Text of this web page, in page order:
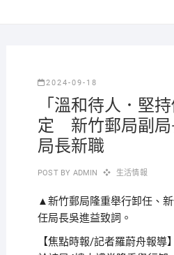
2024-09-18
「溫和待人．堅
定 新竹郵局副局
局長新職
POST BY ADMIN 生活情報
▲新竹郵局隆重舉行卸任、
任局長吳進益致詞。
【焦點時報/記者羅蔚舟報導